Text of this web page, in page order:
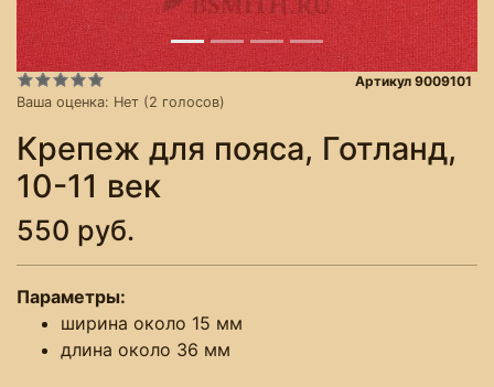
Ваша оценка: Нет (2 голосов)
Артикул 9009101
Крепеж для пояса, Готланд,
10-11 век
550 руб.
Параметры:
ширина около 15 мм
длина около 36 мм